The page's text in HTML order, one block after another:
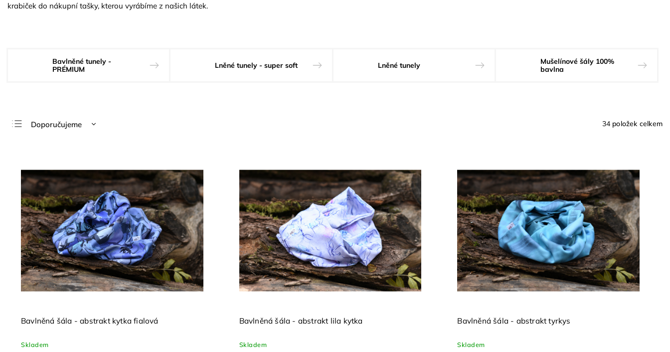
krabiček do nákupní tašky, kterou vyrábíme z našich látek.
Bavlněné tunely -
PRÉMIUM
Lněné tunely - super soft Lněné tunely
Mušelínové šály 100%
bavlna
Doporučujeme
Nejprodávanější
Abecedně
34 položek celkem
Bavlněná šála - abstrakt kytka fialová
Skladem
Bavlněná šála - abstrakt lila kytka
Skladem
Bavlněná šála - abstrakt tyrkys
Skladem